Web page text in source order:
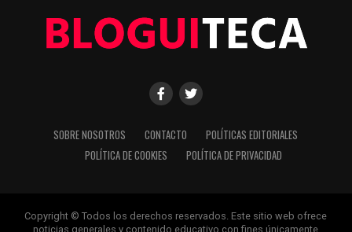
Editorial
Con años de experiencia en primera línea, buscamos los
hechos, los verificamos con rigor y contamos las historias que
una mirada atenta al detalle, abordamos la política, la cultura y
la tecnología con un análisis preciso y profundo. Cuando los
SOBRE NOSOTROS CONTACTO
POLÍTICAS EDITORIALES
POLÍTICA DE COOKIES
POLÍTICA DE PRIVACIDAD
Copyright © Todos los derechos reservados. Este sitio web ofrece
noticias generales y contenido educativo con fines únicamente